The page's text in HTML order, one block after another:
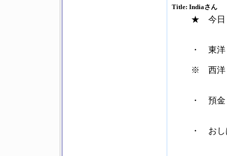
Title: Indiaさん
★ 今日
・ 東洋
※ 西洋
・ 預金
・ お